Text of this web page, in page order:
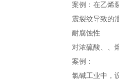
案例：在乙烯
震裂纹导致的
耐腐蚀性
对浓硫酸、、
案例：
氯碱工业中，